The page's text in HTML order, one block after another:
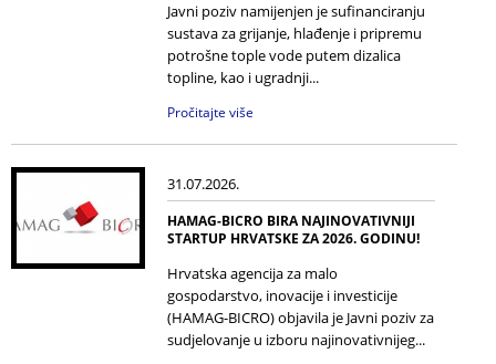
Javni poziv namijenjen je sufinanciranju
sustava za grijanje, hlađenje i pripremu
potrošne tople vode putem dizalica
topline, kao i ugradnji...
Pročitajte više
31.07.2026.
HAMAG-BICRO BIRA NAJINOVATIVNIJI
STARTUP HRVATSKE ZA 2026. GODINU!
Hrvatska agencija za malo
gospodarstvo, inovacije i investicije
(HAMAG-BICRO) objavila je Javni poziv za
sudjelovanje u izboru najinovativnijeg...